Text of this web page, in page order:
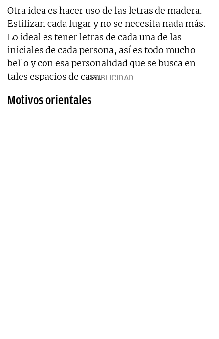
Otra idea es hacer uso de las letras de madera.
Estilizan cada lugar y no se necesita nada más.
Lo ideal es tener letras de cada una de las
iniciales de cada persona, así es todo mucho
bello y con esa personalidad que se busca en
tales espacios de casa.
Motivos orientales